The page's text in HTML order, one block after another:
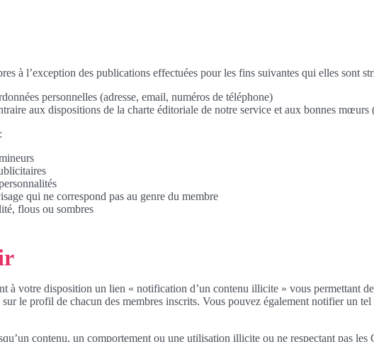
à l’exception des publications effectuées pour les fins suivantes qui elles sont
personnelles (adresse, email, numéros de téléphone)
aux dispositions de la charte éditoriale de notre service et aux bonnes
qui ne correspond pas au genre du membre
flous ou sombres
à votre disposition un lien « notification d’un contenu illicite » vous permettant
le profil de chacun des membres inscrits. Vous pouvez également notifier un
contenu, un comportement ou une utilisation illicite ou ne respectant pas